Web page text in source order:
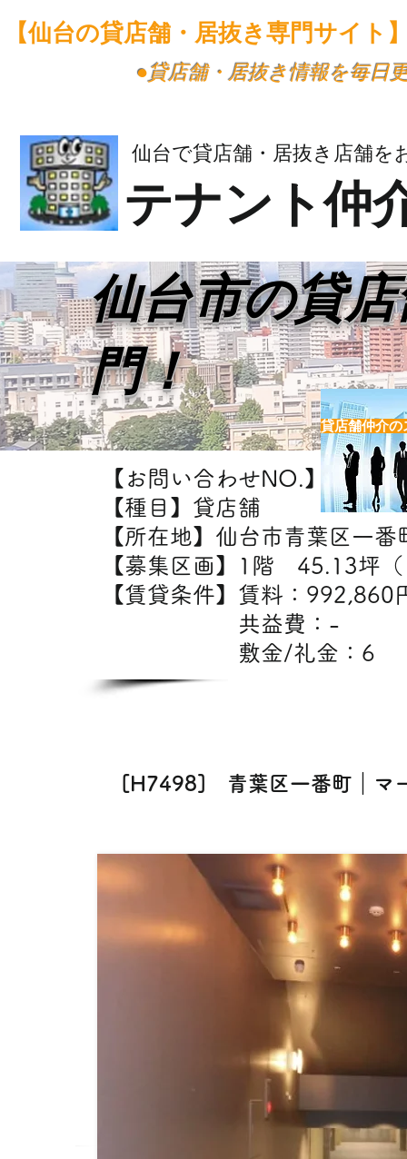
【仙台の貸店舗・居抜き専門サイト
​●貸店舗・居抜き情報を毎日
仙台で貸店舗・居抜き店舗を
テナント仲
【お問い合わせNO.】H7498
【種目】貸店舗
【所在地】仙台市青葉区一番
【募集区画】1階 45.13坪
【賃貸条件】賃料：
共益費
敷金/礼金：6
[H7498] 青葉区一番町｜マ
仙台市の貸
門！
貸店舗仲介の